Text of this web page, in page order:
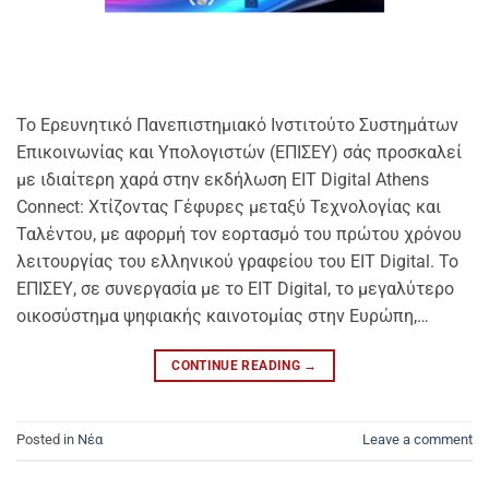
Το Ερευνητικό Πανεπιστημιακό Ινστιτούτο Συστημάτων
Επικοινωνίας και Υπολογιστών (ΕΠΙΣΕΥ) σάς προσκαλεί
με ιδιαίτερη χαρά στην εκδήλωση EIT Digital Athens
Connect: Χτίζοντας Γέφυρες μεταξύ Τεχνολογίας και
Ταλέντου, με αφορμή τον εορτασμό του πρώτου χρόνου
λειτουργίας του ελληνικού γραφείου του EIT Digital. Το
ΕΠΙΣΕΥ, σε συνεργασία με το EIT Digital, το μεγαλύτερο
οικοσύστημα ψηφιακής καινοτομίας στην Ευρώπη,…
CONTINUE READING →
Posted in Νέα Leave a comment